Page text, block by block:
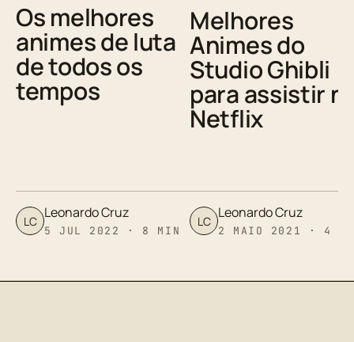
Os melhores
animes de luta
de todos os
tempos
LC Leonardo Cruz
5 JUL 2022 · 8 MIN
Melhores
Animes do
Studio Ghibli
para assistir
Netflix
LC Leonardo Cruz
2 MAIO 2021 · 4